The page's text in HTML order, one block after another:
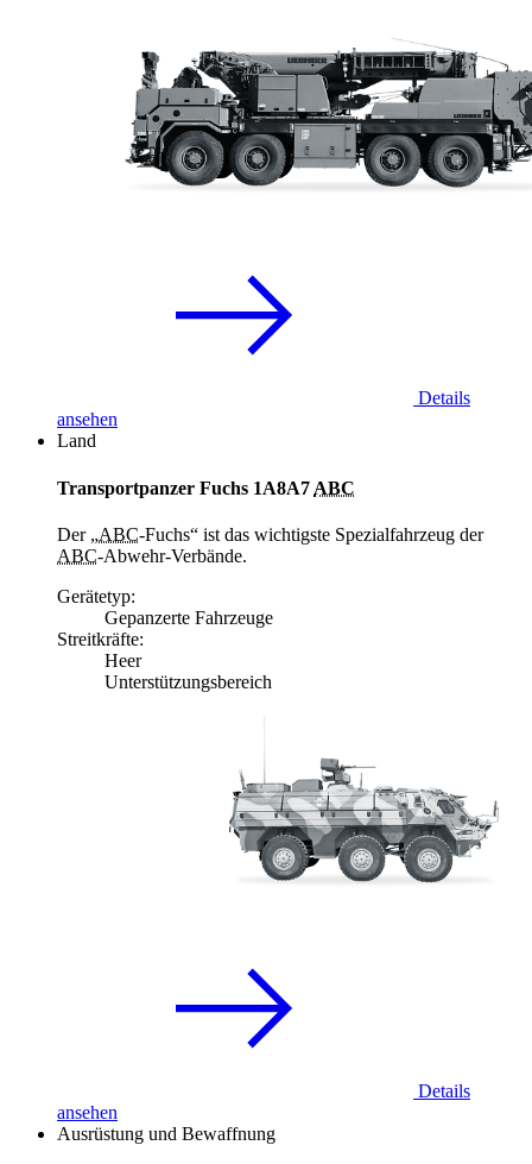
Details
ansehen
Land
Transportpanzer Fuchs 1A8A7 ABC
Der „ABC-Fuchs“ ist das wichtigste Spezialfahrzeug der
ABC-Abwehr-Verbände.
Gerätetyp:
Gepanzerte Fahrzeuge
Streitkräfte:
Heer
Unterstützungsbereich
Details
ansehen
Ausrüstung und Bewaffnung